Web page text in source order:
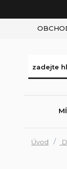
Úvod